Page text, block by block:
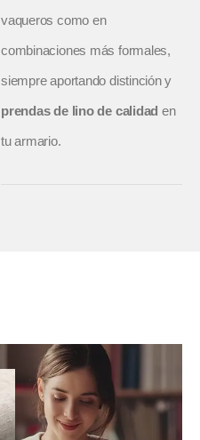
vaqueros como en
combinaciones más formales,
siempre aportando distinción y
prendas de lino de calidad en
tu armario.